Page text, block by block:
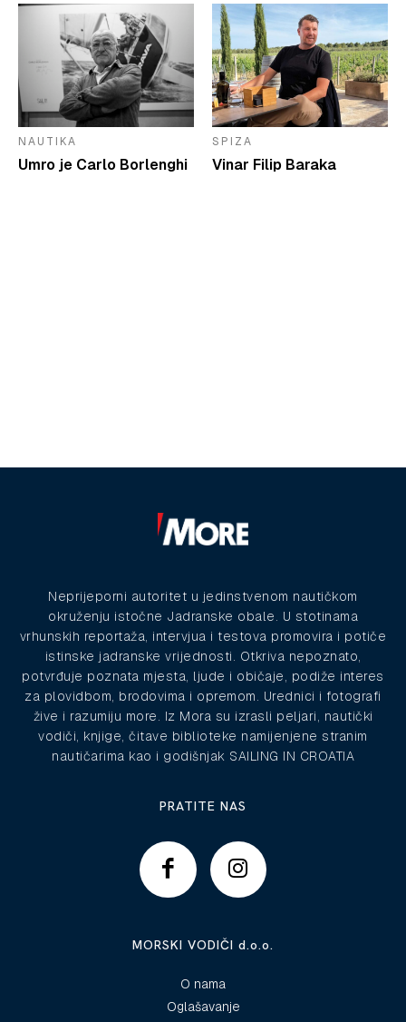
NAUTIKA
Umro je Carlo Borlenghi
SPIZA
Vinar Filip Baraka
Neprijeporni autoritet u jedinstvenom nautičkom
okruženju istočne Jadranske obale. U stotinama
vrhunskih reportaža, intervjua i testova promovira i potiče
istinske jadranske vrijednosti. Otkriva nepoznato,
potvrđuje poznata mjesta, ljude i običaje, podiže interes
za plovidbom, brodovima i opremom. Urednici i fotografi
žive i razumiju more. Iz Mora su izrasli peljari, nautički
vodiči, knjige, čitave biblioteke namijenjene stranim
nautičarima kao i godišnjak SAILING IN CROATIA
PRATITE NAS
MORSKI VODIČI d.o.o.
O nama
Oglašavanje